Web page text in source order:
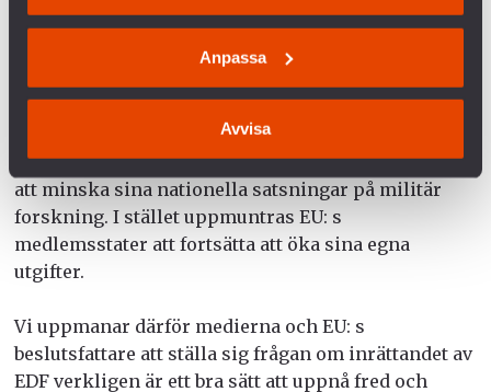
Anpassa
Avvisa
Ett argument för EDF är att det kan finnas fördelar
inom EU, att det kan innebära besparingar och
minska dubbelarbete. Men som förslaget ser ut idag
är det tydligt att det inte uppmanar medlemsstater
att minska sina nationella satsningar på militär
forskning. I stället uppmuntras EU: s
medlemsstater att fortsätta att öka sina egna
utgifter.
Vi uppmanar därför medierna och EU: s
beslutsfattare att ställa sig frågan om inrättandet av
EDF verkligen är ett bra sätt att uppnå fred och